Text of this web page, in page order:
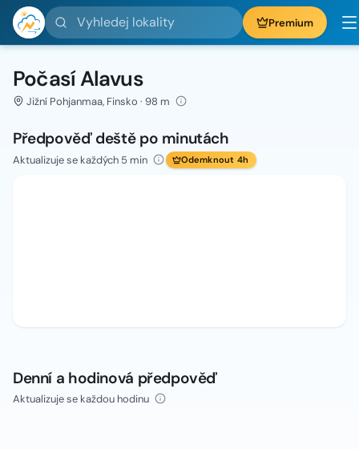
Vyhledej lokality Premium
Počasí Alavus
Jižní Pohjanmaa, Finsko · 98 m
Předpověď deště po minutách
Aktualizuje se každých 5 min Odemknout 4h
Denní a hodinová předpověď
Aktualizuje se každou hodinu